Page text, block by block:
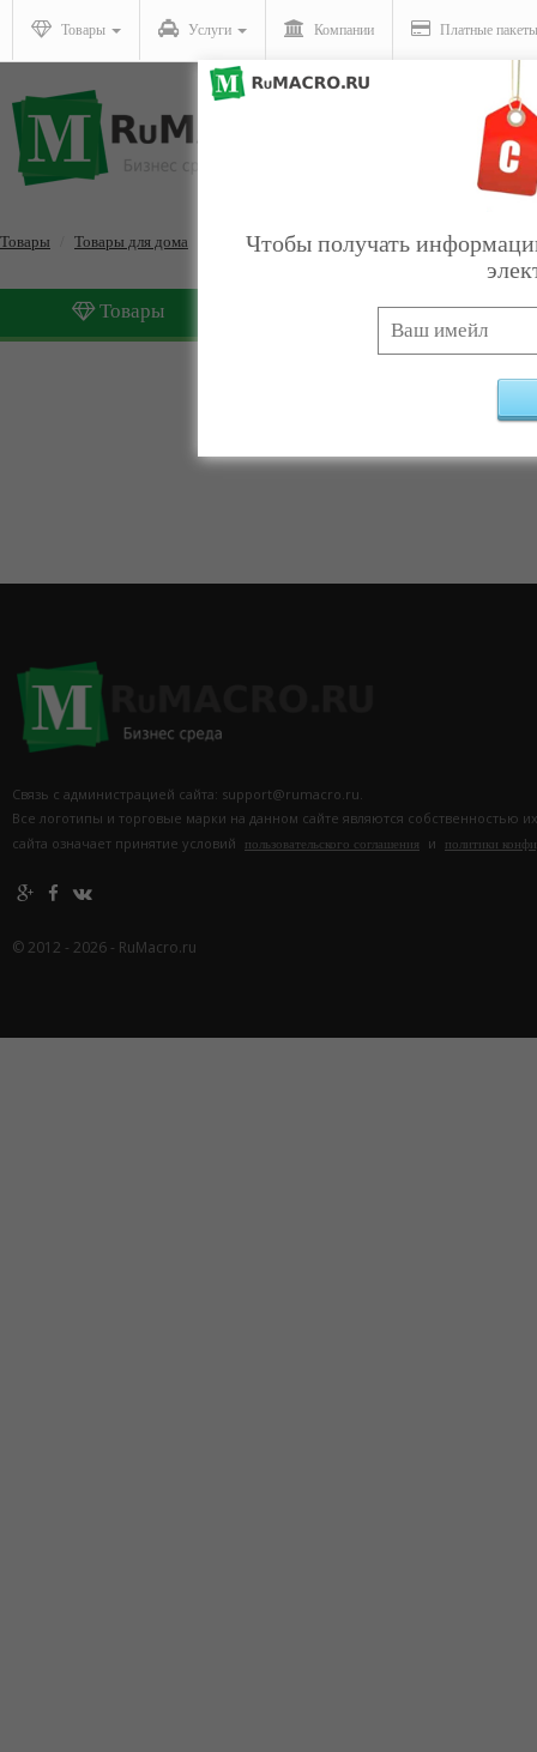
Товары Услуги Компании Платные пакеты
Товары Товары для дома Текстиль
Товары Услуги
Связь с администрацией сайта: support@rumacro.ru.
Все логотипы и торговые марки на данном сайте являются собственностью
сайта означает принятие условий
пользовательского соглашения и политики
© 2012 - 2026 - RuMacro.ru
Чтобы получать